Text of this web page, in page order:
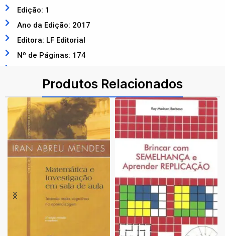
Edição: 1
Ano da Edição: 2017
Editora: LF Editorial
Nº de Páginas: 174
Produtos Relacionados